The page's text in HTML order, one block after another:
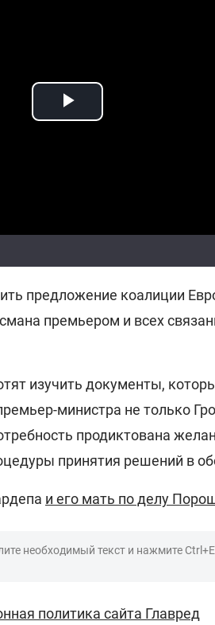
предложение коалиции
премьером и всех
изучить документы,
министра не только
продиктована
принятия решений в
и его мать по делу
необходимый текст и нажмите
политика сайта Главред